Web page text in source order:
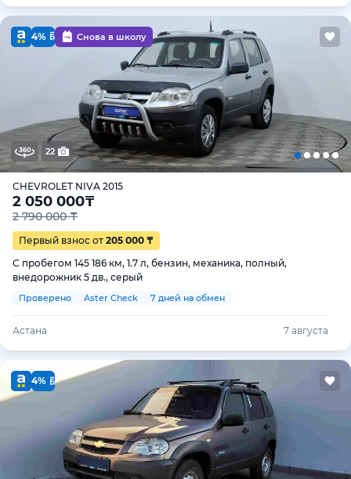
4% Снова в школу
22
CHEVROLET NIVA 2015
2 050 000₸
2 790 000 ₸
Первый взнос от 205 000 ₸
С пробегом 145 186 км, 1.7 л, бензин, механика, полный,
внедорожник 5 дв., серый
Проверено Aster Check 7 дней на обмен
Астана 7 августа
4%